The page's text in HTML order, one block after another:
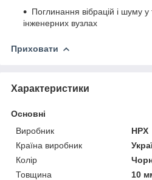
Поглинання вібрацій і шуму у
інженерних вузлах
Приховати
Характеристики
Основні
Виробник
HPX
Країна виробник
Колір
Товщина
10